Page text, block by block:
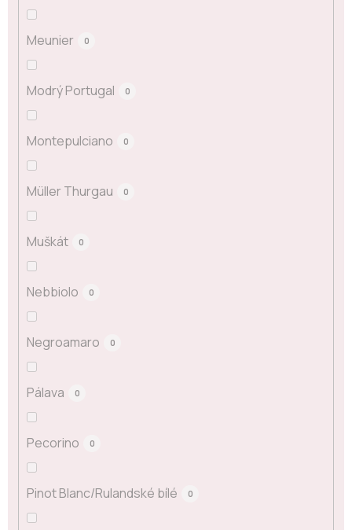
Meunier 0
Modrý Portugal 0
Montepulciano 0
Müller Thurgau 0
Muškát 0
Nebbiolo 0
Negroamaro 0
Pálava 0
Pecorino 0
Pinot Blanc/Rulandské bílé 0